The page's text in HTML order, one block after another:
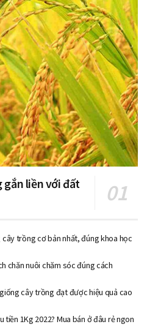
gắn liền với đất
trồng cơ bản nhất, đúng khoa học
chăn nuôi chăm sóc đúng cách
cây trồng đạt được hiệu quả cao
tiền 1Kg 2022? Mua bán ở đâu rẻ ngon